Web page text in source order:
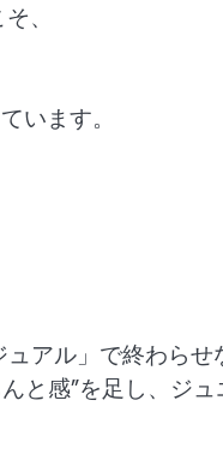
、
います。
アル」で終わらせ
と感”を足し、ジュ